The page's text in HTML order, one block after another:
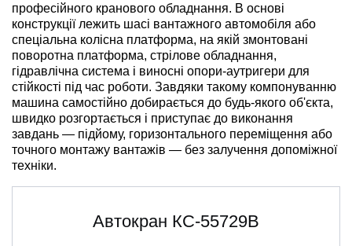
професійного кранового обладнання. В основі
конструкції лежить шасі вантажного автомобіля або
спеціальна колісна платформа, на якій змонтовані
поворотна платформа, стрілове обладнання,
гідравлічна система і виносні опори-аутригери для
стійкості під час роботи. Завдяки такому компонуванню
машина самостійно добирається до будь-якого об'єкта,
швидко розгортається і приступає до виконання
завдань — підйому, горизонтального переміщення або
точного монтажу вантажів — без залучення допоміжної
техніки.
Автокран КС-55729В